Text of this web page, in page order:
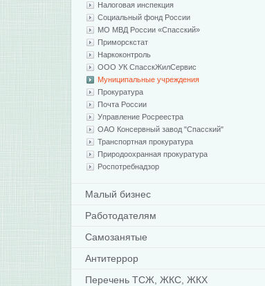
Налоговая инспекция
Социальный фонд России
МО МВД России «Спасский»
Приморскстат
Наркоконтроль
ООО УК СпасскЖилСервис
Муниципальные учреждения
Прокуратура
Почта России
Управление Росреестра
ОАО Консервный завод "Спасский"
Транспортная прокуратура
Природоохранная прокуратура
Роспотребнадзор
Малый бизнес
Работодателям
Самозанятые
Антитеррор
Перечень ТСЖ, ЖКС, ЖКХ